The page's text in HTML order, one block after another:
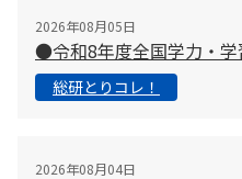
2026年08月05日
●令和8年度全国学力・
総研とりコレ！
2026年08月04日